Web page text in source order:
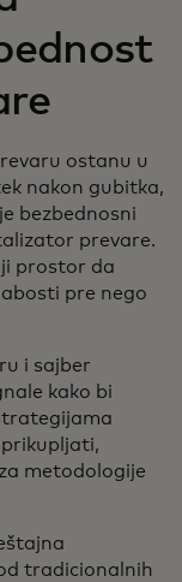
ostanu u
nakon gubitka,
bezbednosni
prevare.
prostor da
pre nego
i sajber
kako bi
metodologije
tradicionalnih